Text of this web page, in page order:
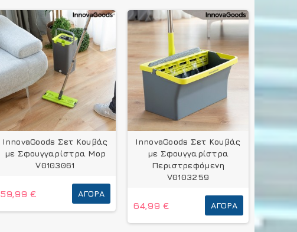
InnovaGoods Σετ Κουβάς
με Σφουγγαρίστρα Mop
V0103061
59,99 € ΑΓΟΡΆ
InnovaGoods Σετ Κουβάς
με Σφουγγαρίστρα
Περιστρεφόμενη
V0103259
64,99 € ΑΓΟΡΆ